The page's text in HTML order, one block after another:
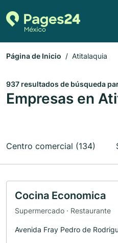
Página de Inicio Atitalaquia
937 resultados de búsqueda
Empresas en
Centro comercial (134)
Cocina Economica
Supermercado · Restaurante
Avenida Fray Pedro de